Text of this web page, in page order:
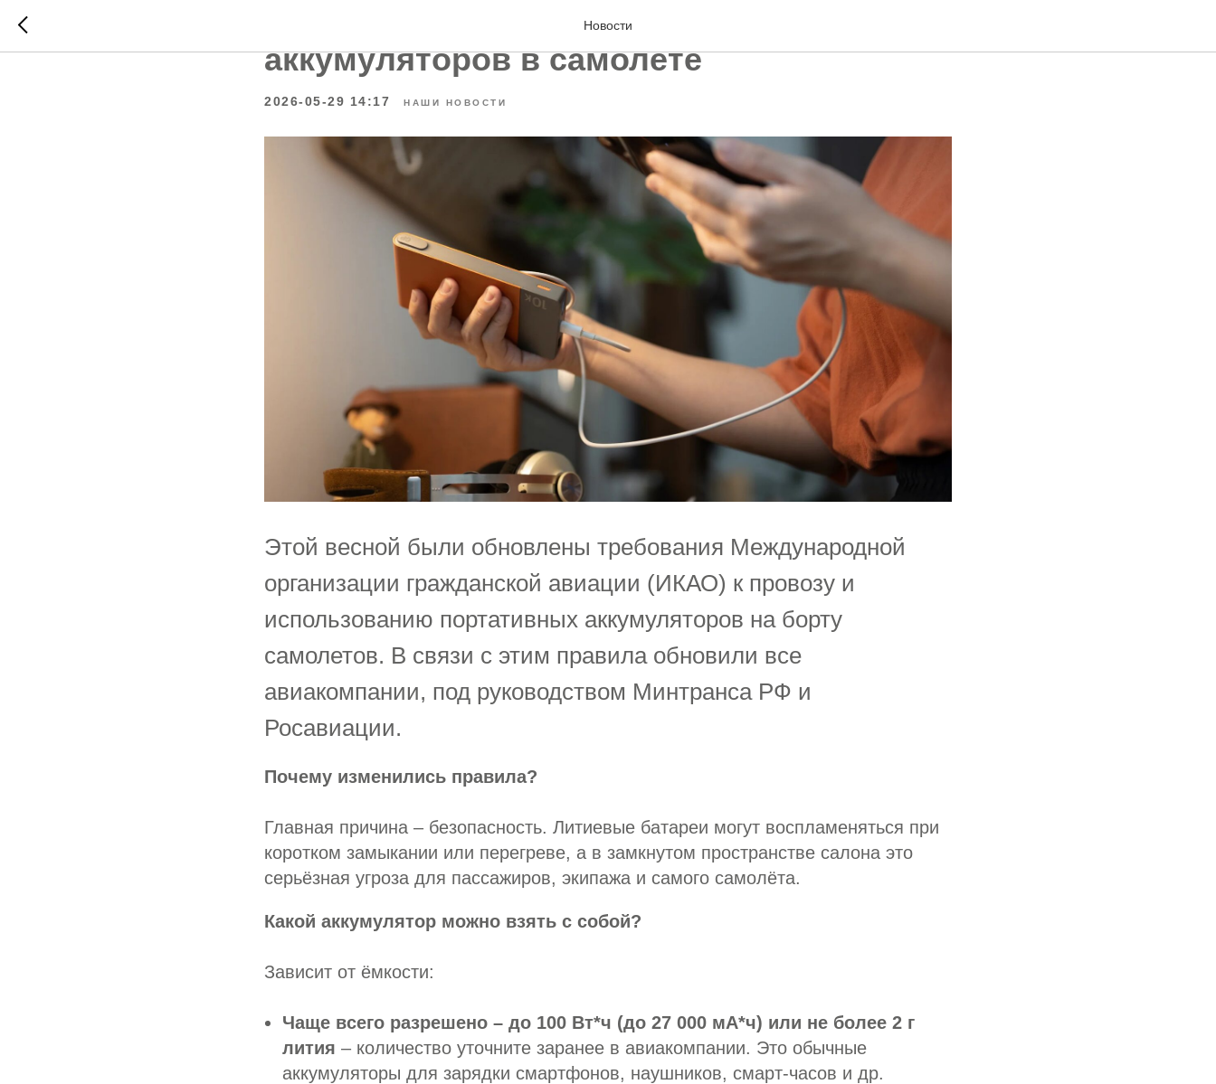
Новости
Напоминаем правила провоза
аккумуляторов в самолете
2026-05-29 14:17 НАШИ НОВОСТИ
Этой весной были обновлены требования Международной
организации гражданской авиации (ИКАО) к провозу и
использованию портативных аккумуляторов на борту
самолетов. В связи с этим правила обновили все
авиакомпании, под руководством Минтранса РФ и
Росавиации.
Почему изменились правила?
Главная причина – безопасность. Литиевые батареи могут воспламеняться при
коротком замыкании или перегреве, а в замкнутом пространстве салона это
серьёзная угроза для пассажиров, экипажа и самого самолёта.
Какой аккумулятор можно взять с собой?
Зависит от ёмкости:
Чаще всего разрешено – до 100 Вт*ч (до 27 000 мА*ч) или не более 2 г
лития – количество уточните заранее в авиакомпании. Это обычные
аккумуляторы для зарядки смартфонов, наушников, смарт-часов и др.